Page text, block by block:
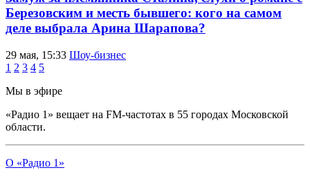
Березовским и месть бывшего: кого на самом
деле выбрала Арина Шарапова?
29 мая, 15:33 Шоу-бизнес
1 2 3 4 5
Мы в эфире
«Радио 1» вещает на FM-частотах в 55 городах Московской
области.
О «Радио 1»